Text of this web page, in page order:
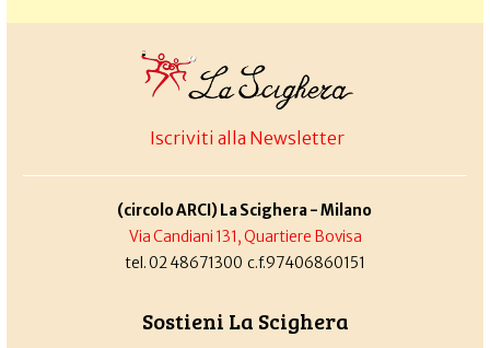
Iscriviti alla Newsletter
(circolo ARCI) La Scighera - Milano
Via Candiani 131, Quartiere Bovisa
tel. 02 48671300 c.f.97406860151
Sostieni La Scighera